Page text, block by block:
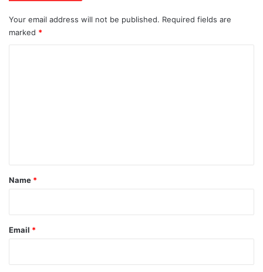
Your email address will not be published. Required fields are
marked *
*
Name *
Email *